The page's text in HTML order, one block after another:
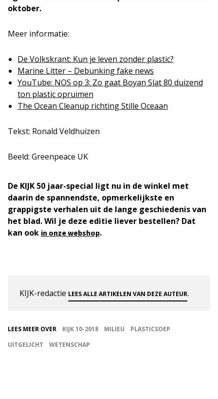
oktober.
Meer informatie:
De Volkskrant: Kun je leven zonder plastic?
Marine Litter – Debunking fake news
YouTube: NOS op 3: Zo gaat Boyan Slat 80 duizend
ton plastic opruimen
The Ocean Cleanup richting Stille Oceaan
Tekst: Ronald Veldhuizen
Beeld: Greenpeace UK
De KIJK 50 jaar-special ligt nu in de winkel met
daarin de spannendste, opmerkelijkste en
grappigste verhalen uit de lange geschiedenis van
het blad. Wil je deze editie liever bestellen? Dat
kan ook in onze webshop.
KIJK-redactie LEES ALLE ARTIKELEN VAN DEZE AUTEUR.
LEES MEER OVER KIJK 10-2018 MILIEU
PLASTICSOEP
UITGELICHT
WETENSCHAP